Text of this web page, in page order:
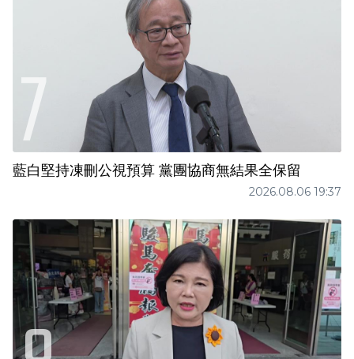
藍白堅持凍刪公視預算 黨團協商無結果全保留
2026.08.06 19:37